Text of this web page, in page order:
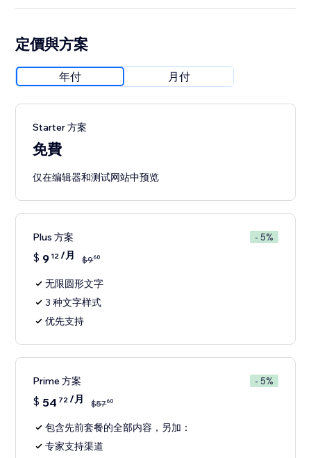
定價與方案
年付 月付
Starter 方案
免費
仅在编辑器和测试网站中预览
Plus 方案 - 5%
$ 9 12/月 $960
无限圆形文字
3 种文字样式
优先支持
Prime 方案 - 5%
$ 54 72/月 $5760
包含先前套餐的全部内容，另加：
专家支持渠道